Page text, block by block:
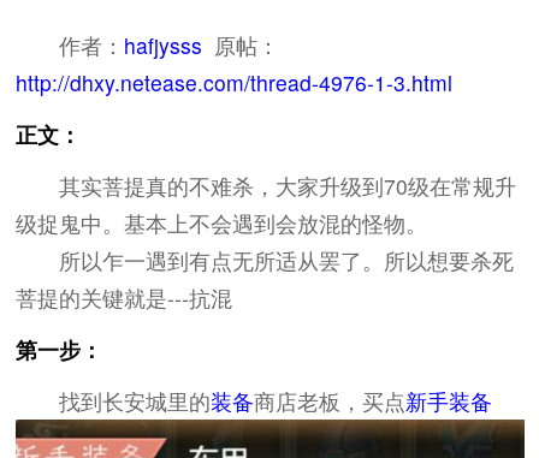
作者： hafjysss 原帖：
http://dhxy.netease.com/thread-4976-1-3.html
正文：
其实菩提真的不难杀，大家升级到70级在常规升
级捉鬼中。基本上不会遇到会放混的怪物。
所以乍一遇到有点无所适从罢了。所以想要杀死
菩提的关键就是---抗混
第一步：
找到长安城里的装备商店老板，买点新手装备